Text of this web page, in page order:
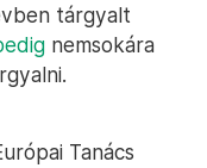
tárgyalt
nemsokára
Tanács